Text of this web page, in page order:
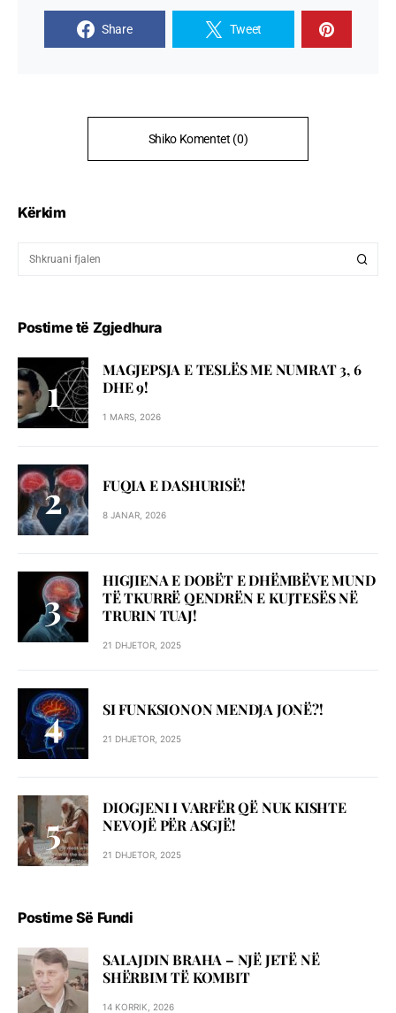
Share Tweet
Shiko Komentet (0)
Kërkim
Postime të Zgjedhura
MAGJEPSJA E TESLËS ME NUMRAT 3, 6
DHE 9!
1 MARS, 2026
FUQIA E DASHURISË!
8 JANAR, 2026
HIGJIENA E DOBËT E DHËMBËVE MUND
TË TKURRË QENDRËN E KUJTESËS NË
TRURIN TUAJ!
21 DHJETOR, 2025
SI FUNKSIONON MENDJA JONË?!
21 DHJETOR, 2025
DIOGJENI I VARFËR QË NUK KISHTE
NEVOJË PËR ASGJË!
21 DHJETOR, 2025
Postime Së Fundi
SALAJDIN BRAHA – NJЁ JETЁ NЁ
SHЁRBIM TЁ KOMBIT
14 KORRIK, 2026